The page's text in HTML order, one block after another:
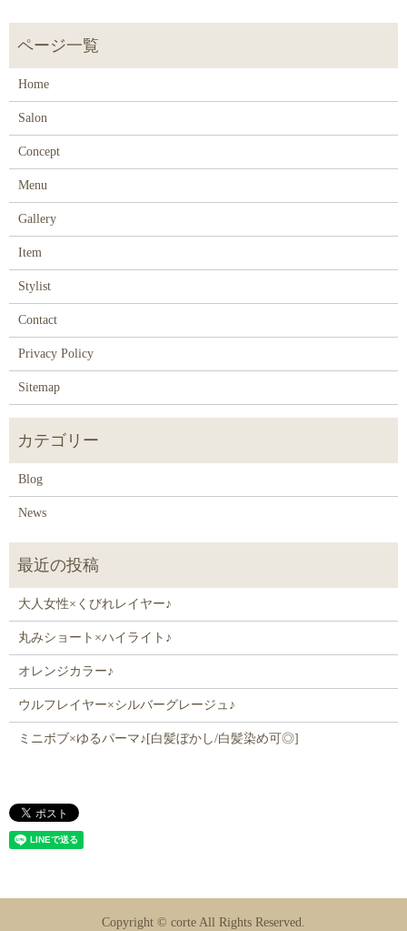
Home
Salon
Concept
Menu
Gallery
Item
Stylist
Contact
Privacy Policy
Sitemap
Blog
News
大人女性×くびれレイヤー♪
丸みショート×ハイライト♪
オレンジカラー♪
ウルフレイヤー×シルバーグレージュ♪
ミニボブ×ゆるパーマ♪[白髪ぼかし/白髪染め可◎]
Copyright © corte All Rights Reserved.